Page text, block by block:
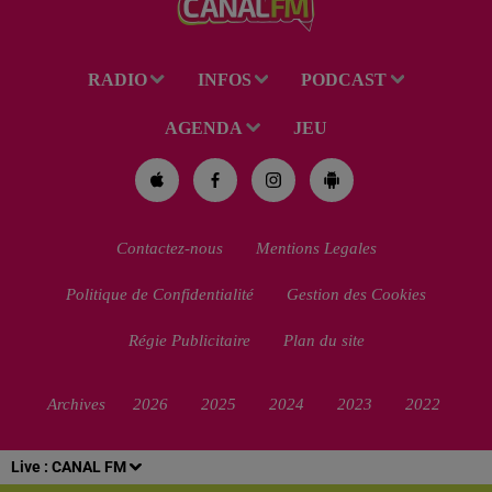
Live : CANAL FM
RADIO INFOS PODCAST
AGENDA JEU
Contactez-nous Mentions Legales
Politique de Confidentialité Gestion des Cookies
Régie Publicitaire Plan du site
Archives 2026 2025 2024 2023 2022